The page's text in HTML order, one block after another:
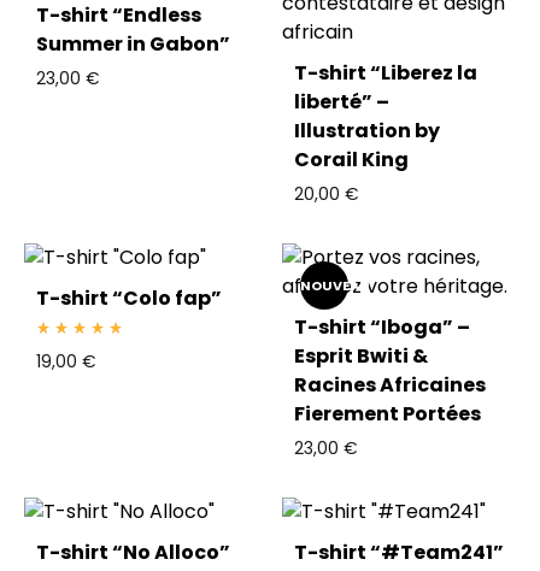
T-shirt “Endless
Summer in Gabon”
23,00 €
T-shirt “Liberez la
liberté” –
Illustration by
Corail King
20,00 €
T-shirt “Colo fap”
19,00 €
NOUVEAU
T-shirt “Iboga” –
Esprit Bwiti &
Racines Africaines
Fierement Portées
23,00 €
T-shirt “No Alloco” T-shirt “#Team241”